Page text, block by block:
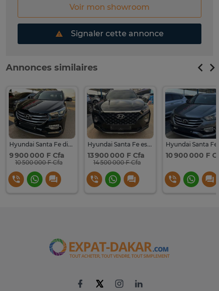
Voir mon showroom
Signaler cette annonce
Annonces similaires
Hyundai Santa Fe diesel 2017 full options
9 900 000 F Cfa
10 500 000 F Cfa
Hyundai Santa Fe essence 2019 full options
13 900 000 F Cfa
14 500 000 F Cfa
10 900 000 F